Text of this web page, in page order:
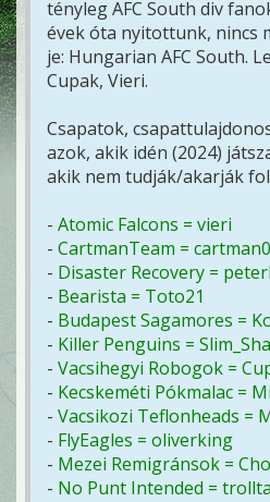
tényleg AFC South div
évek óta nyitottunk, nincs
je: Hungarian AFC South.
Cupak, Vieri.
Csapatok,
azok, akik idén (2024)
akik nem tudják/akarják
- Atomic Falcons = vieri
- CartmanTeam =
- Disaster Recovery =
- Bearista = Toto21
- Budapest Sagamores =
- Killer Penguins =
- Vacsihegyi Robogok =
- Kecskeméti Pókmalac =
- Vacsikozi Teflonheads =
- FlyEagles = oliverking
- Mezei Remigránsok =
- No Punt Intended =